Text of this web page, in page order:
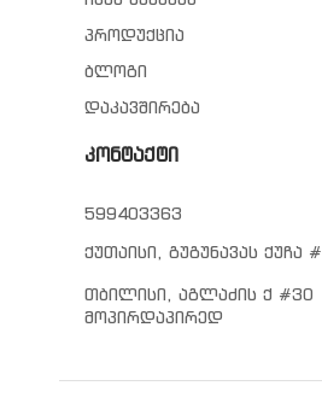
პროდუქცია
ბლოგი
დაკავშირება
კონტაქტი
599403363
ქუთაისი, გუგუნავას ქუჩა
თბილისი, აგლაძის ქ #30
მოპირდაპირედ